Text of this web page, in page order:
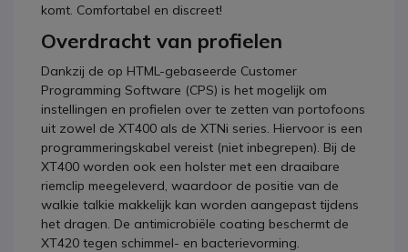
komt. Comfortabel en discreet!
Overdracht van profielen
Dankzij de op HTML-gebaseerde Customer
Programming Software (CPS) is het mogelijk om
instellingen en profielen over te zetten van portofoons
uit zowel de XT400 als de XTNi series. Hiervoor is een
programmeringskabel vereist (niet inbegrepen). Bij de
XT400 worden ook een holster met een draaibare
riemclip meegeleverd, waardoor de positie van de
walkie talkie makkelijk kan worden aangepast tijdens
het dragen. De antimicrobiële coating beschermt de
XT420 tegen schimmel- en bacterievorming.